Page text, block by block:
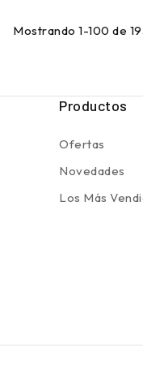
Mostrando 1-100 de
Productos
Ofertas
Novedades
Los Más